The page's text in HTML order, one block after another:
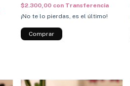
$2.300,00 con Transferencia
¡No te lo pierdas, es el último!